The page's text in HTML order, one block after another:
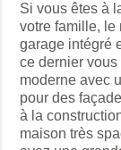
Si vous êtes à
votre famille, le
garage intégré
ce dernier
moderne avec
pour des
à la
maison très